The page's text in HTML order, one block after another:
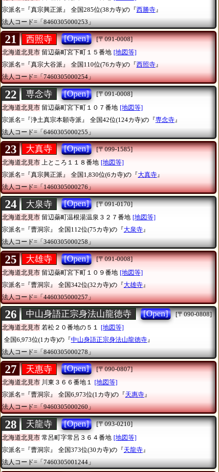
宗派名=『真宗興正派』
全国285位(38カ寺)の『西勝寺 』
法人コード=「8460305000253」
21 西照寺 [Open]
[〒091-0008]
北海道北見市 留辺蘂町宮下町１５番地 [地図等]
宗派名=『真宗大谷派』
全国110位(76カ寺)の『西照寺』
法人コード=「7460305000254」
22 専念寺 [Open]
[〒091-0008]
北海道北見市 留辺蘂町宮下町１０７番地 [地図等]
宗派名=『浄土真宗本願寺派』
全国42位(124カ寺)の『専念寺 』
法人コード=「6460305000255」
23 大真寺 [Open]
[〒099-1585]
北海道北見市 上ところ１１８番地 [地図等]
宗派名=『真宗興正派』
全国1,830位(6カ寺)の『大真寺 』
法人コード=「1460305000276」
24 大泉寺 [Open]
[〒091-0170]
北海道北見市 留辺蘂町温根湯温泉３２７番地 [地図等]
宗派名=『曹洞宗』
全国112位(75カ寺)の『大泉寺』
法人コード=「3460305000258」
25 大雄寺 [Open]
[〒091-0008]
北海道北見市 留辺蘂町宮下町１０９番地 [地図等]
宗派名=『曹洞宗』
全国342位(32カ寺)の『大雄寺 』
法人コード=「4460305000257」
26 中山身語正宗身法山龍徳寺 [Open]
[〒090-0808]
北海道北見市 若松２０番地の５１
[地図等]
全国6,973位(1カ寺)の『中山身語正宗身法山龍徳寺 』
法人コード=「8460305000278」
27 天惠寺 [Open]
[〒090-0807]
北海道北見市 川東３６６番地１ [地図等]
宗派名=『曹洞宗』
全国6,973位(1カ寺)の『天惠寺』
法人コード=「9460305000260」
28 天龍寺 [Open]
[〒093-0210]
北海道北見市 常呂町字常呂３６４番地 [地図等]
宗派名=『曹洞宗』
全国373位(30カ寺)の『天龍寺 』
法人コード=「7460305001244」